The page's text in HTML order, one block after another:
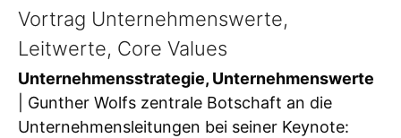
Vortrag Unternehmenswerte,
Leitwerte, Core Values
Unternehmensstrategie, Unternehmenswerte
| Gunther Wolfs zentrale Botschaft an die
Unternehmensleitungen bei seiner Keynote: